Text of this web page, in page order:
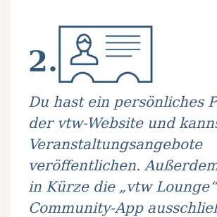
2.
Du hast ein persönliches
der vtw-Website und
Veranstaltungsangebote
veröffentlichen.
in Kürze die „vtw Lounge“
Community-App